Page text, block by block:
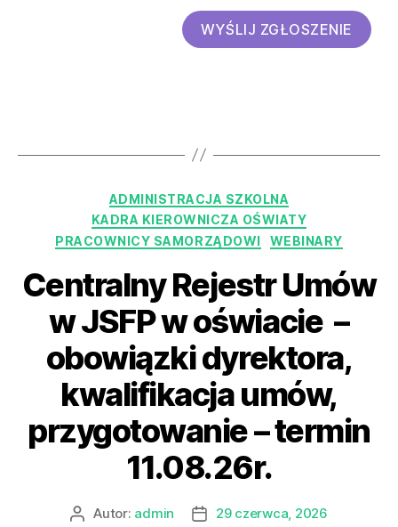
WYŚLIJ ZGŁOSZENIE
ADMINISTRACJA SZKOLNA
KADRA KIEROWNICZA OŚWIATY
PRACOWNICY SAMORZĄDOWI
WEBINARY
Centralny Rejestr Umów
w JSFP w oświacie –
obowiązki dyrektora,
kwalifikacja umów,
przygotowanie – termin
11.08.26r.
Autor: admin
29 czerwca, 2026